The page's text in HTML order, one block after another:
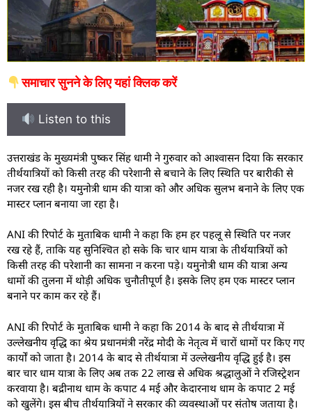
समाचार सुनने के लिए यहां क्लिक करें
Listen to this
उत्तराखंड के मुख्यमंत्री पुष्कर सिंह धामी ने गुरुवार को आश्वासन दिया कि सरकार
तीर्थयात्रियों को किसी तरह की परेशानी से बचाने के लिए स्थिति पर बारीकी से
नजर रख रही है। यमुनोत्री धाम की यात्रा को और अधिक सुलभ बनाने के लिए एक
मास्टर प्लान बनाया जा रहा है।
ANI की रिपोर्ट के मुताबिक धामी ने कहा कि हम हर पहलू से स्थिति पर नजर
रख रहे हैं, ताकि यह सुनिश्चित हो सके कि चार धाम यात्रा के तीर्थयात्रियों को
किसी तरह की परेशानी का सामना न करना पड़े। यमुनोत्री धाम की यात्रा अन्य
धामों की तुलना में थोड़ी अधिक चुनौतीपूर्ण है। इसके लिए हम एक मास्टर प्लान
बनाने पर काम कर रहे हैं।
ANI की रिपोर्ट के मुताबिक धामी ने कहा कि 2014 के बाद से तीर्थयात्रा में
उल्लेखनीय वृद्धि का श्रेय प्रधानमंत्री नरेंद्र मोदी के नेतृत्व में चारों धामों पर किए गए
कार्यों को जाता है। 2014 के बाद से तीर्थयात्रा में उल्लेखनीय वृद्धि हुई है। इस
बार चार धाम यात्रा के लिए अब तक 22 लाख से अधिक श्रद्धालुओं ने रजिस्ट्रेशन
करवाया है। बद्रीनाथ धाम के कपाट 4 मई और केदारनाथ धाम के कपाट 2 मई
को खुलेंगे। इस बीच तीर्थयात्रियों ने सरकार की व्यवस्थाओं पर संतोष जताया है।